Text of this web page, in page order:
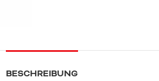
BESCHREIBUNG